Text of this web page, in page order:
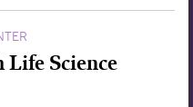
Life Science